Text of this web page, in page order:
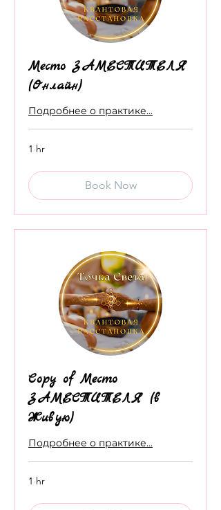
Место ЗАМЕСТИТЕЛЯ
(Онлайн)
Подробнее о практике...
1 hr
Book Now
Copy of Место
ЗАМЕСТИТЕЛЯ (в
Живую)
Подробнее о практике...
1 hr